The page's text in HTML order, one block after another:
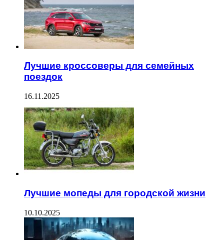
Лучшие кроссоверы для семейных
поездок
16.11.2025
Лучшие мопеды для городской жизни
10.10.2025